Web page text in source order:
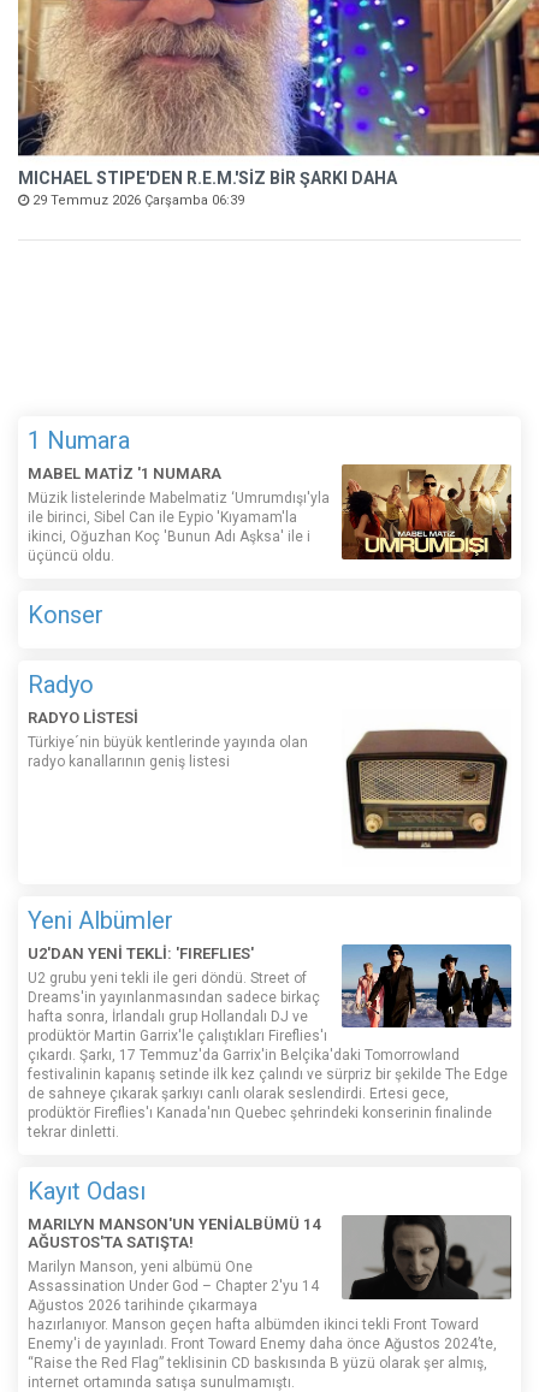
MICHAEL STIPE'DEN R.E.M.'SİZ BİR ŞARKI DAHA
29 Temmuz 2026 Çarşamba 06:39
1 Numara
MABEL MATİZ '1 NUMARA
Müzik listelerinde Mabelmatiz ‘Umrumdışı'yla
ile birinci, Sibel Can ile Eypio 'Kıyamam'la
ikinci, Oğuzhan Koç 'Bunun Adı Aşksa' ile i
üçüncü oldu.
Konser
Radyo
RADYO LİSTESİ
Türkiye´nin büyük kentlerinde yayında olan
radyo kanallarının geniş listesi
Yeni Albümler
U2'DAN YENİ TEKLİ: 'FIREFLIES'
U2 grubu yeni tekli ile geri döndü. Street of
Dreams'in yayınlanmasından sadece birkaç
hafta sonra, İrlandalı grup Hollandalı DJ ve
prodüktör Martin Garrix'le çalıştıkları Fireflies'ı
çıkardı. Şarkı, 17 Temmuz'da Garrix'in Belçika'daki Tomorrowland
festivalinin kapanış setinde ilk kez çalındı ​​ve sürpriz bir şekilde The Edge
de sahneye çıkarak şarkıyı canlı olarak seslendirdi. Ertesi gece,
prodüktör Fireflies'ı Kanada'nın Quebec şehrindeki konserinin finalinde
tekrar dinletti.
Kayıt Odası
MARILYN MANSON'UN YENİALBÜMÜ 14
AĞUSTOS'TA SATIŞTA!
Marilyn Manson, yeni albümü One
Assassination Under God – Chapter 2'yu 14
Ağustos 2026 tarihinde çıkarmaya
hazırlanıyor. Manson geçen hafta albümden ikinci tekli Front Toward
Enemy'i de yayınladı. Front Toward Enemy daha önce Ağustos 2024’te,
“Raise the Red Flag” teklisinin CD baskısında B yüzü olarak şer almış,
internet ortamında satışa sunulmamıştı.